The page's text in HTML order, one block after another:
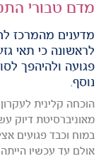
מדם טבורי
מדענים מהמרכז
לראשונה כי תאי
פגועה ולהיהפך
נוסף.
הוכחה קלינית
מאוניברסיטת דיוק
במוח וכבד פגועים
אולם עד עכשיו